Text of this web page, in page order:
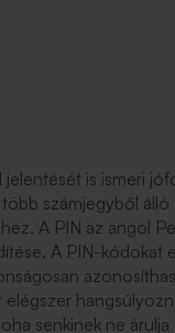
jelentését is ismeri
számjegyből
A PIN az angol
A PIN-kódokat
elégszer
senkinek ne